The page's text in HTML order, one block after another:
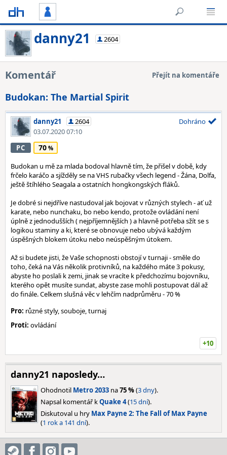
danny21 2604
Komentář Přejít na komentáře
Budokan: The Martial Spirit
danny21
2604
03.07.2020 07:10
Dohráno
PC 70
Budokan u mě za mlada bodoval hlavně tím, že přišel v době, kdy
frčelo karáčo a sjížděly se na VHS rubačky všech legend - Žána, Dolfa,
ještě štíhlého Seagala a ostatních hongkongských fláků.
Je dobré si nejdříve nastudoval jak bojovat v různých stylech - ať už
karate, nebo nunchaku, bo nebo kendo, protože ovládání není
úplně z jednodušších ( nejpříjemnějších ) a hlavně potřeba sžít se s
logikou staminy a ki, které se obnovuje nebo ubývá každým
úspěšných blokem útoku nebo neúspěšným útokem.
Až si budete jisti, že Vaše schopnosti obstojí v turnaji - směle do
toho, čeká na Vás několik protivníků, na každého máte 3 pokusy,
abyste ho poslali k zemi, jinak se vracíte k předchozímu bojovníku,
kterého opět musíte sundat, abyste zase mohli postupovat dál až
do finále. Celkem slušná věc v lehčím nadprůměru - 70 %
Pro: různé styly, souboje, turnaj
Proti: ovládání
+10
danny21 naposledy…
Ohodnotil Metro 2033 na75 %(3 dny).
Napsal komentář kQuake 4(15 dní).
Diskutoval u hry Max Payne 2: The Fall of Max Payne
(1 rok a 141 dní).